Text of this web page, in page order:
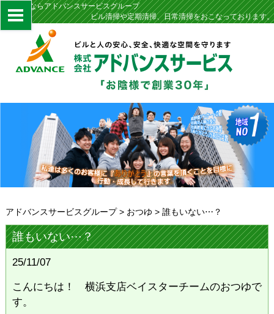
定期清掃ならアドバンスサービスグループ
ビル清掃や定期清掃、日常清掃をおこなっております。
アドバンスサービスグループ> おつゆ > 誰もいない⋯？
誰もいない⋯？
25/11/07
こんにちは！ 横浜支店ベイスターチームのおつゆで
す。